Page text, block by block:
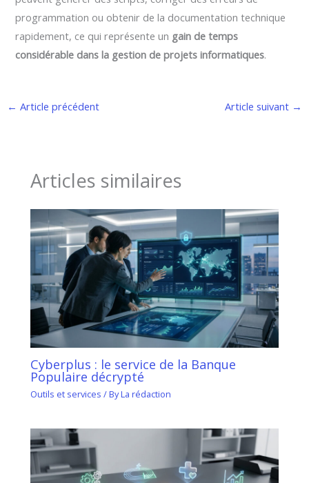
programmation ou obtenir de la documentation technique
rapidement, ce qui représente un gain de temps
considérable dans la gestion de projets informatiques.
← Article précédent Article suivant →
Articles similaires
Cyberplus : le service de la Banque
Populaire décrypté
Outils et services / ByLa rédaction